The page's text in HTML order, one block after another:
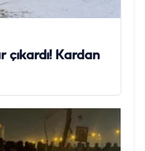
çıkardı! Kardan